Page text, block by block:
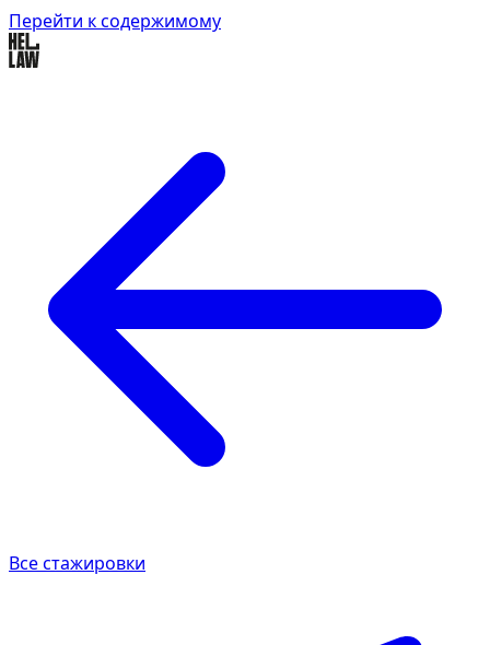
Перейти к содержимому
Все стажировки